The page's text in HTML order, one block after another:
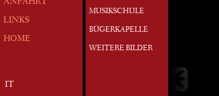
ANFAHRT
LINKS
HOME
IT
MUSIKSCHULE
BÜGERKAPELLE
WEITERE BILDER